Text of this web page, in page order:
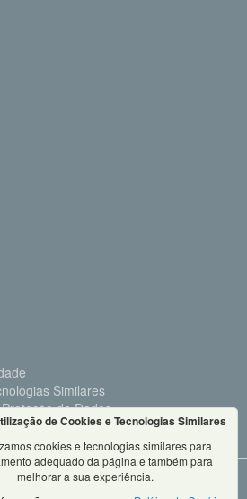
Similares
de Dados
©Todos os Direitos Reservados
de Cookies e Tecnologias Similares
cookies e tecnologias similares para
adequado da página e também para
melhorar a sua experiência.